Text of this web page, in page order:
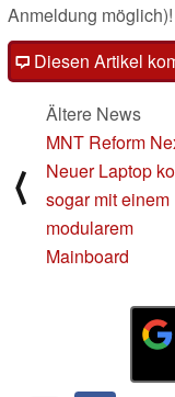
Anmeldung möglich)!
Diesen Artikel
⟨
Ältere News
MNT Reform
Neuer Laptop
sogar mit einem
modularem
Mainboard